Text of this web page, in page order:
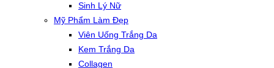
Sinh Lý Nữ
Mỹ Phẩm Làm Đẹp
Viên Uống Trắng Da
Kem Trắng Da
Collagen